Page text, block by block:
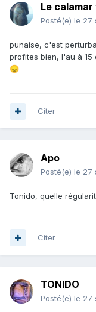
Le
Posté(e) le 27
punaise, c'est
profites bien, l'au à
😞
Citer
Apo
Posté(e) le 27
Tonido, quelle
Citer
TONIDO
Posté(e) le 27